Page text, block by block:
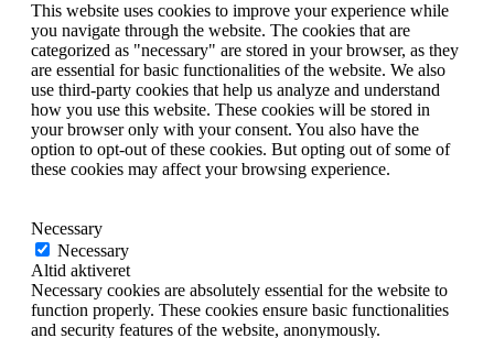
This website uses cookies to improve your experience while
you navigate through the website. The cookies that are
categorized as "necessary" are stored in your browser, as they
are essential for basic functionalities of the website. We also
use third-party cookies that help us analyze and understand
how you use this website. These cookies will be stored in
your browser only with your consent. You also have the
option to opt-out of these cookies. But opting out of some of
these cookies may affect your browsing experience.
Necessary
Necessary
Altid aktiveret
Necessary cookies are absolutely essential for the website to
function properly. These cookies ensure basic functionalities
and security features of the website, anonymously.